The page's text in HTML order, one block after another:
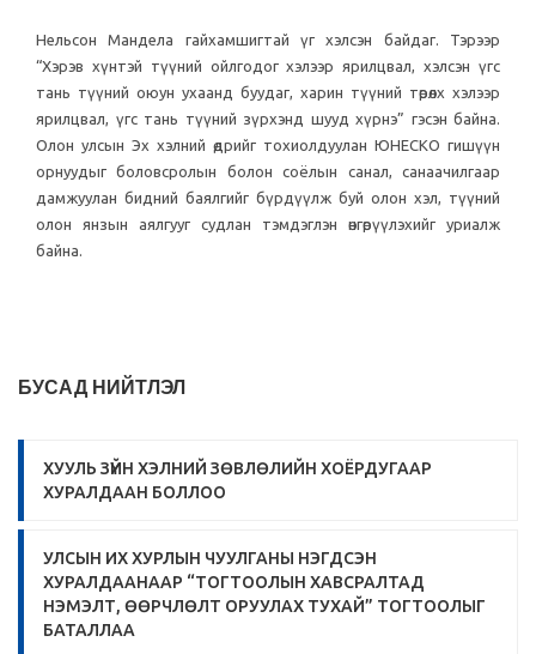
Нельсон Мандела гайхамшигтай үг хэлсэн байдаг. Тэрээр
“Хэрэв хүнтэй түүний ойлгодог хэлээр ярилцвал, хэлсэн үгс
тань түүний оюун ухаанд буудаг, харин түүний төрөлх хэлээр
ярилцвал, үгс тань түүний зүрхэнд шууд хүрнэ” гэсэн байна.
Олон улсын Эх хэлний өдрийг тохиолдуулан ЮНЕСКО гишүүн
орнуудыг боловсролын болон соёлын санал, санаачилгаар
дамжуулан бидний баялгийг бүрдүүлж буй олон хэл, түүний
олон янзын аялгууг судлан тэмдэглэн өнгөрүүлэхийг уриалж
байна.
БУСАД НИЙТЛЭЛ
ХУУЛЬ ЗҮЙН ХЭЛНИЙ ЗӨВЛӨЛИЙН ХОЁРДУГААР
ХУРАЛДААН БОЛЛОО
УЛСЫН ИХ ХУРЛЫН ЧУУЛГАНЫ НЭГДСЭН
ХУРАЛДААНААР “ТОГТООЛЫН ХАВСРАЛТАД
НЭМЭЛТ, ӨӨРЧЛӨЛТ ОРУУЛАХ ТУХАЙ” ТОГТООЛЫГ
БАТАЛЛАА